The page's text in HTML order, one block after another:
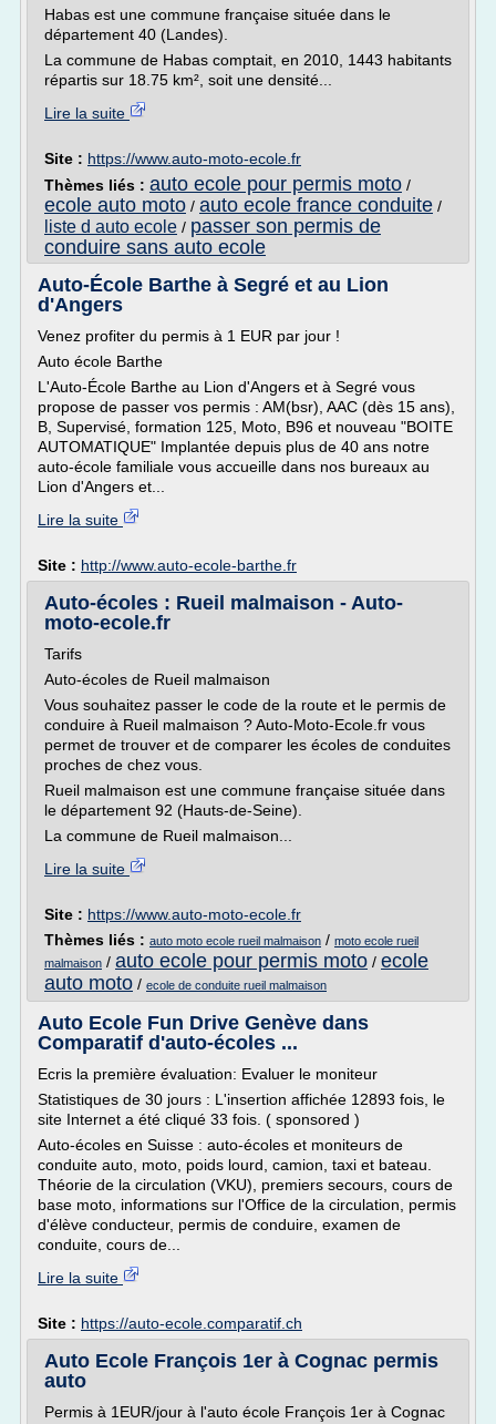
Habas est une commune française située dans le
département 40 (Landes).
La commune de Habas comptait, en 2010, 1443 habitants
répartis sur 18.75 km², soit une densité...
Lire la suite
Site : https://www.auto-moto-ecole.fr
Thèmes liés : auto ecole pour permis moto /
ecole auto moto / auto ecole france conduite /
liste d auto ecole / passer son permis de
conduire sans auto ecole
Auto-École Barthe à Segré et au Lion
d'Angers
Venez profiter du permis à 1 EUR par jour !
Auto école Barthe
L'Auto-École Barthe au Lion d'Angers et à Segré vous
propose de passer vos permis : AM(bsr), AAC (dès 15 ans),
B, Supervisé, formation 125, Moto, B96 et nouveau "BOITE
AUTOMATIQUE" Implantée depuis plus de 40 ans notre
auto-école familiale vous accueille dans nos bureaux au
Lion d'Angers et...
Lire la suite
Site : http://www.auto-ecole-barthe.fr
Auto-écoles : Rueil malmaison - Auto-
moto-ecole.fr
Tarifs
Auto-écoles de Rueil malmaison
Vous souhaitez passer le code de la route et le permis de
conduire à Rueil malmaison ? Auto-Moto-Ecole.fr vous
permet de trouver et de comparer les écoles de conduites
proches de chez vous.
Rueil malmaison est une commune française située dans
le département 92 (Hauts-de-Seine).
La commune de Rueil malmaison...
Lire la suite
Site : https://www.auto-moto-ecole.fr
Thèmes liés : auto moto ecole rueil malmaison / moto ecole rueil
malmaison / auto ecole pour permis moto / ecole
auto moto / ecole de conduite rueil malmaison
Auto Ecole Fun Drive Genève dans
Comparatif d'auto-écoles ...
Ecris la première évaluation: Evaluer le moniteur
Statistiques de 30 jours : L'insertion affichée 12893 fois, le
site Internet a été cliqué 33 fois. ( sponsored )
Auto-écoles en Suisse : auto-écoles et moniteurs de
conduite auto, moto, poids lourd, camion, taxi et bateau.
Théorie de la circulation (VKU), premiers secours, cours de
base moto, informations sur l'Office de la circulation, permis
d'élève conducteur, permis de conduire, examen de
conduite, cours de...
Lire la suite
Site : https://auto-ecole.comparatif.ch
Auto Ecole François 1er à Cognac permis
auto
Permis à 1EUR/jour à l'auto école François 1er à Cognac